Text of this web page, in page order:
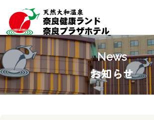
News
お知らせ
奈良健康ランド
AIコンシェルジュ